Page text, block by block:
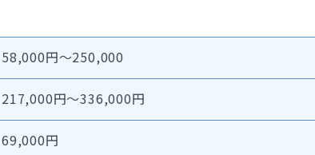
58,000円～250,000
217,000円～336,000円
69,000円